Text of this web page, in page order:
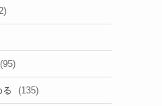
(95)
る (135)